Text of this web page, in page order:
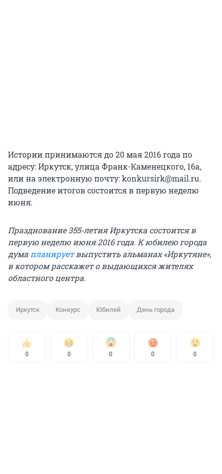
Истории принимаются до 20 мая 2016 года по
адресу: Иркутск, улица Франк-Каменецкого, 16а,
или на электронную почту: konkursirk@mail.ru.
Подведение итогов состоится в первую неделю
июня.
Празднование 355-летия Иркутска состоится в
первую неделю июня 2016 года. К юбилею города
дума планируетвыпустить альманах «Иркутяне»,
в котором расскажет о выдающихся жителях
областного центра.
Иркутск Конкурс Юбилей День города
0 0 0 0 0